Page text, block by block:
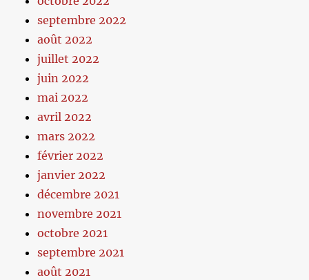
septembre 2022
août 2022
juillet 2022
juin 2022
mai 2022
avril 2022
mars 2022
février 2022
janvier 2022
décembre 2021
novembre 2021
octobre 2021
septembre 2021
août 2021